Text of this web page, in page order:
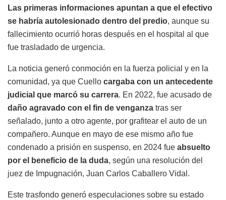
Las primeras informaciones apuntan a que el efectivo
se habría autolesionado dentro del predio, aunque su
fallecimiento ocurrió horas después en el hospital al que
fue trasladado de urgencia.
La noticia generó conmoción en la fuerza policial y en la
comunidad, ya que Cuello cargaba con un antecedente
judicial que marcó su carrera. En 2022, fue acusado de
daño agravado con el fin de venganza tras ser
señalado, junto a otro agente, por grafitear el auto de un
compañero. Aunque en mayo de ese mismo año fue
condenado a prisión en suspenso, en 2024 fue absuelto
por el beneficio de la duda, según una resolución del
juez de Impugnación, Juan Carlos Caballero Vidal.
Este trasfondo generó especulaciones sobre su estado